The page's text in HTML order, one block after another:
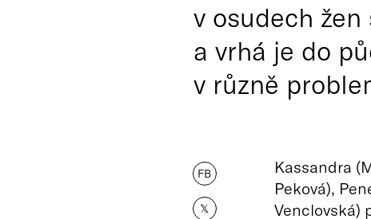
v osudech
a vrhá je do
v různě
FB
𝕏
Kassandra
Peková),
Venclovská)